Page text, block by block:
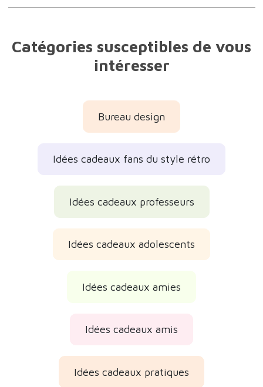
Catégories susceptibles de vous
intéresser
Bureau design
Idées cadeaux fans du style rétro
Idées cadeaux professeurs
Idées cadeaux adolescents
Idées cadeaux amies
Idées cadeaux amis
Idées cadeaux pratiques